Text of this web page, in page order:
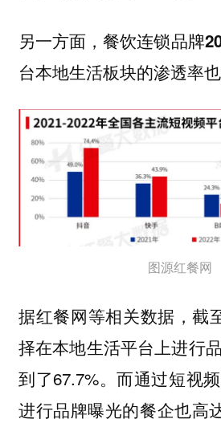
另一方面，餐饮连锁品牌
台本地生活板块的渗透率也
图源红餐网
据红餐网等相关数据，截
择在本地生活平台上进行
到了67.7%。而通过短视
进行品牌曝光的餐企也高